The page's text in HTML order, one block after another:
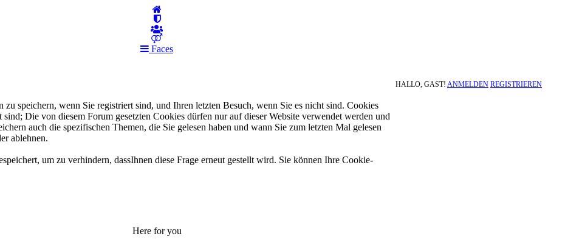
Faces
HALLO, GAST! ANMELDEN REGISTRIEREN
speichern, wenn Sie registriert sind, und Ihren letzten Besuch, wenn Sie es nicht sind. Cookies
Die von diesem Forum gesetzten Cookies dürfen nur auf dieser Website verwendet werden und
auch die spezifischen Themen, die Sie gelesen haben und wann Sie zum letzten Mal gelesen
ablehnen.
um zu verhindern, dassIhnen diese Frage erneut gestellt wird. Sie können Ihre Cookie-
Here for you